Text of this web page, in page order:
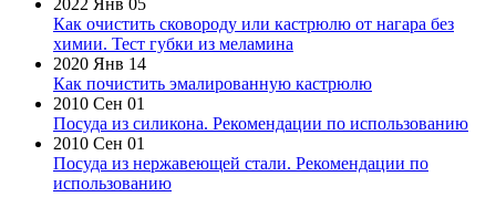
Как очистить сковороду или кастрюлю от нагара без
химии. Тест губки из меламина
2020 Янв 14
Как почистить эмалированную кастрюлю
2010 Сен 01
Посуда из силикона. Рекомендации по использованию
2010 Сен 01
Посуда из нержавеющей стали. Рекомендации по
использованию